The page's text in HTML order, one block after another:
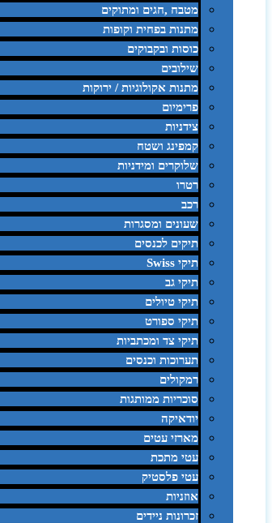
מטבח ,חגים ומתוקים
מתנות בפחית וקופות
כוסות ובקבוקים
שילובים
מתנות אקולוגיות / ירוקות
פרימיום
צידניות
קמפינג ושטח
שלוקרים ומידניות
רטרו
רכב
שעונים ומסגרות
תיקים לכנסים
תיקי Swiss
תיקי גב
תיקי טיולים
תיקי ספורט
תיקי צד ומכתביות
תערוכות וכנסים
רמקולים
סוכריות ממותגות
יודאיקה
מארזי עטים
עטי מתכת
עטי פלסטיק
אוזניות
זכרונות ניידים